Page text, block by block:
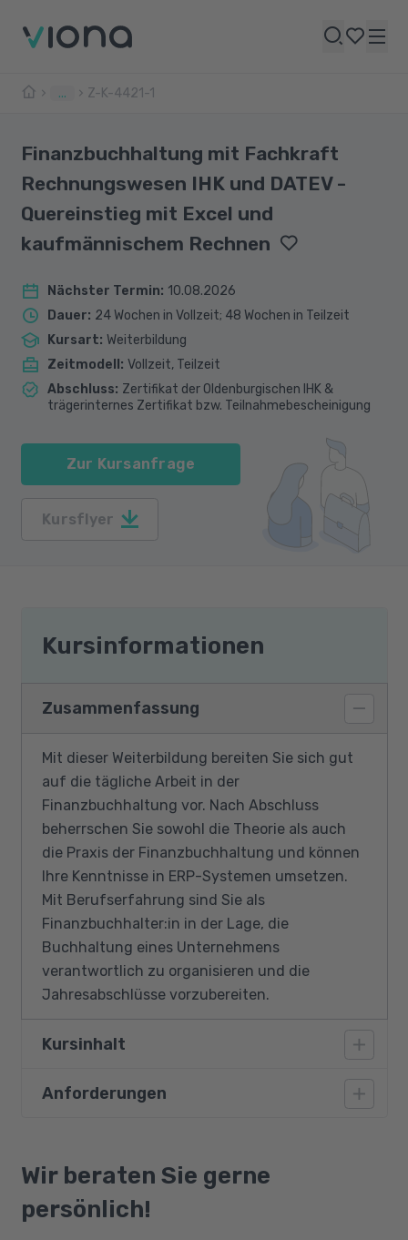
... Z-K-4421-1
Finanzbuchhaltung mit Fachkraft
Rechnungswesen IHK und DATEV -
Quereinstieg mit Excel und
kaufmännischem Rechnen
Nächster Termin: 10.08.2026
Dauer: 24 Wochen in Vollzeit; 48 Wochen in Teilzeit
Kursart: Weiterbildung
Zeitmodell : Vollzeit, Teilzeit
Abschluss: Zertifikat der Oldenburgischen IHK &
trägerinternes Zertifikat bzw. Teilnahmebescheinigung
Zur Kursanfrage
Kursflyer
Kursinformationen
Zusammenfassung
Mit dieser Weiterbildung bereiten Sie sich gut
auf die tägliche Arbeit in der
Finanzbuchhaltung vor. Nach Abschluss
beherrschen Sie sowohl die Theorie als auch
die Praxis der Finanzbuchhaltung und können
Ihre Kenntnisse in ERP-Systemen umsetzen.
Mit Berufserfahrung sind Sie als
Finanzbuchhalter:in in der Lage, die
Buchhaltung eines Unternehmens
verantwortlich zu organisieren und die
Jahresabschlüsse vorzubereiten.
Kursinhalt
Grundlagen der Tabellenkalkulation (MS
Grundlagen, Aufgaben und Vorschriften der
Finanzbuchführung
Anforderungen
Deutschkenntnisse auf dem Niveau B1 oder
anderweitig nachgewiesene grundlegende
Kenntnisse der deutschen Sprache sowie gute
Wir beraten Sie gerne
persönlich!